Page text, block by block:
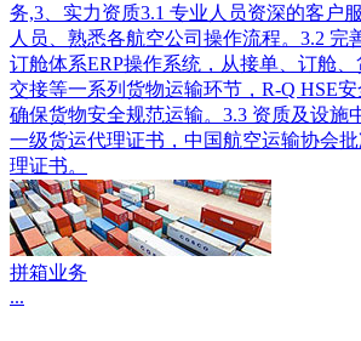
务,3、实力资质3.1 专业人员资深的客户
人员、熟悉各航空公司操作流程。3.2 完
订舱体系ERP操作系统，从接单、订舱
交接等一系列货物运输环节，R-Q HSE
确保货物安全规范运输。3.3 资质及设施
一级货运代理证书，中国航空运输协会
理证书。
拼箱业务
...